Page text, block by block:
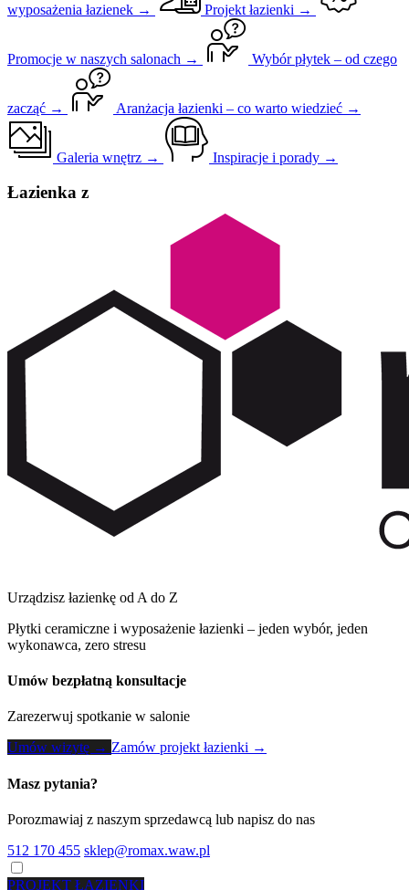
wyposażenia łazienek → Projekt łazienki →
Promocje w naszych salonach → Wybór płytek – od czego
zacząć → Aranżacja łazienki – co warto wiedzieć →
Galeria wnętrz → Inspiracje i porady →
Łazienka z
Urządzisz łazienkę od A do Z
Płytki ceramiczne i wyposażenie łazienki – jeden wybór, jeden
wykonawca, zero stresu
Umów bezpłatną konsultacje
Zarezerwuj spotkanie w salonie
Umów wizytę → Zamów projekt łazienki →
Masz pytania?
Porozmawiaj z naszym sprzedawcą lub napisz do nas
512 170 455 sklep@romax.waw.pl
PROJEKT ŁAZIENKI